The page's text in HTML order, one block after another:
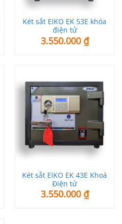
Két sắt EIKO EK 53E khóa
điện tử
3.550.000 ₫
Két sắt EIKO EK 43E Khoá
Điện tử
3.550.000 ₫